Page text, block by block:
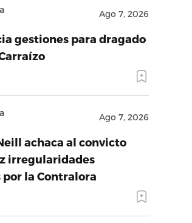
Ago 7, 2026
gestiones para dragado
Ago 7, 2026
achaca al convicto
irregularidades
la Contralora